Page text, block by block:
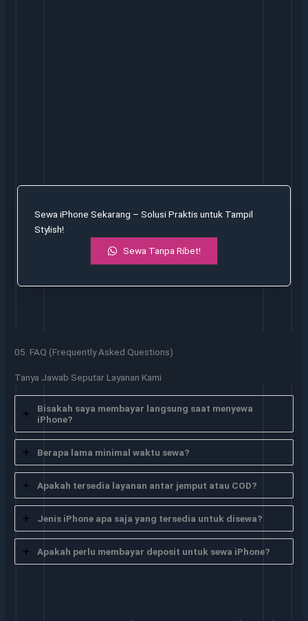
Sewa iPhone Sekarang – Solusi Praktis untuk Tampil
Stylish!
Sewa Tanpa Ribet!
05. FAQ (Frequently Asked Questions)
Tanya Jawab Seputar Layanan Kami
Bisakah saya membayar langsung saat menyewa
iPhone?
Berapa lama minimal waktu sewa?
Apakah tersedia layanan antar jemput atau COD?
Jenis iPhone apa saja yang tersedia untuk disewa?
Apakah perlu membayar deposit untuk sewa iPhone?